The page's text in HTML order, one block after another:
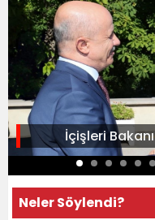
İçişleri
Neler Söylendi?